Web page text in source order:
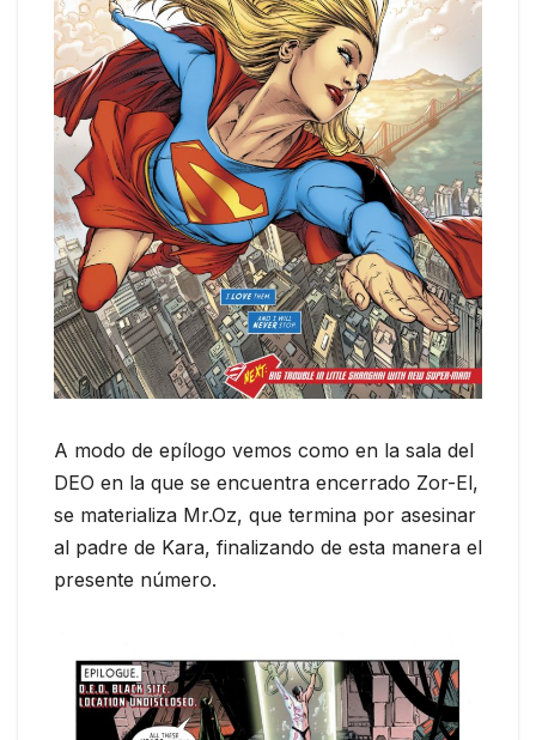
A modo de epílogo vemos como en la sala del
DEO en la que se encuentra encerrado Zor-El,
se materializa Mr.Oz, que termina por asesinar
al padre de Kara, finalizando de esta manera el
presente número.